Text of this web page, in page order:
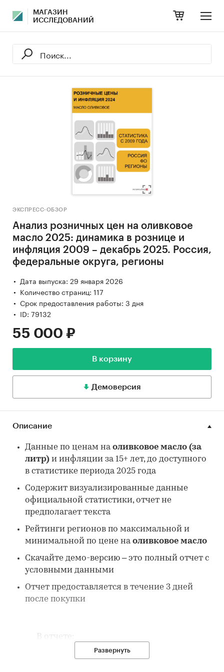
МАГАЗИН
ИССЛЕДОВАНИЙ
ЭКСПРЕСС-ОБЗОР
Анализ розничных цен на оливковое
масло 2025: динамика в рознице и
инфляция 2009 – декабрь 2025. Россия,
федеральные округа, регионы
Дата выпуска: 29 января 2026
Количество страниц: 117
Срок предоставления работы: 3 дня
ID: 79132
55 000 ₽
В корзину
Демоверсия
Описание
Данные по ценам наоливковое масло (за
литр) и инфляции за 15+ лет, до доступного
в статистике периода 2025 года
Содержит визуализированные данные
официальной статистики, отчет не
предполагает текста
Рейтинги регионов по максимальной и
минимальной по цене наоливковое масло
Скачайте демо-версию – это полный отчет с
условными данными
Отчет предоставляется в течение 3 дней
после покупки
В отчете:
1. Данные по потребительским ценам на
Развернуть